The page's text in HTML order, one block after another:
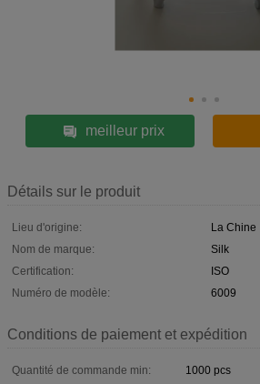
meilleur prix
Détails sur le produit
Lieu d'origine:
La Chine
Nom de marque:
Silk
Certification:
ISO
Numéro de modèle:
6009
Conditions de paiement et expédition
Quantité de commande min:
1000 pcs